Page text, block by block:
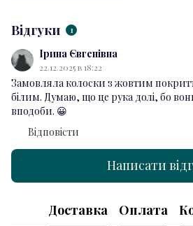
Відгуки 1
Ірина Євгенівна
22.12.2025 в 18:22
Замовляла колоски з жовтим
білим. Думаю, що це рука долі, бо
вподоби. 😀
Відповісти
Написати
Доставка Оплата